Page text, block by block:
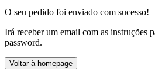
O seu pedido foi enviado com sucesso!
Irá receber um email com as instruções
password.
Voltar à homepage